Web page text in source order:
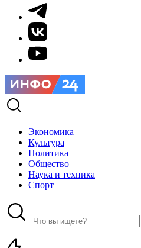
Экономика
Культура
Политика
Общество
Наука и техника
Спорт